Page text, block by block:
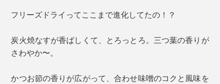
フリーズドライってここまで進化してたの！？
炭火焼なすが香ばしくて、とろっとろ。三つ葉の香りが
さわやか〜。
かつお節の香りが広がって、合わせ味噌のコクと風味を